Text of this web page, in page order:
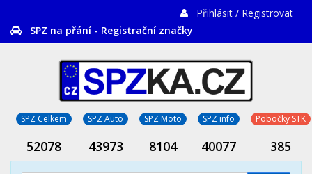
Přihlásit / Registrovat
SPZ na přání - Registrační značky
SPZ Celkem SPZ Auto SPZ Moto SPZ info Pobočky STK
52078 43973 8104 40077 385